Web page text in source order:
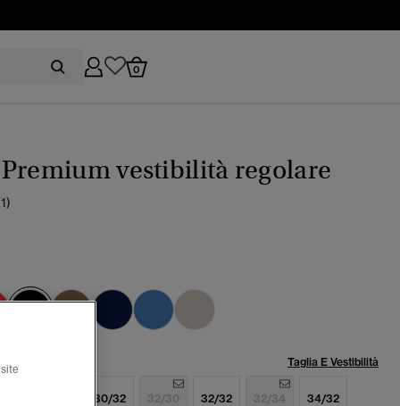
0
vestibilità regolare
selezionato
Taglia E Vestibilità
30/32 32/30 32/32 32/34 34/32